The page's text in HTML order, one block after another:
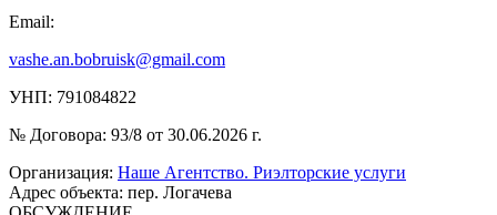
Email:
vashe.an.bobruisk@gmail.com
УНП: 791084822
№ Договора: 93/8 от 30.06.2026 г.
Организация: Наше Агентство. Риэлторские услуги
Адрес объекта: пер. Логачева